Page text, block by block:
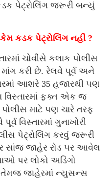
પેટ્રોલિંગ જરૂરી બન્યું
કડક પેટ્રોલિંગ નહીં ?
ચોવીસે કલાક પોલીસ
માંગ કરી છે. રેલવે પૂર્વ અને
આશરે 35 હજારથી પણ
વિસ્તારમાં ફક્ત એક જ
માટે પણ ચારે તરફ
વિસ્તારમાં ગુનાખોરી
પેટ્રોલિંગ કરવું જરૂરી
સાંજ જાહેર રોડ પર આવેલ
પર લોકો અડિંગો
તેમજ જાહેરમાં ન્યુસન્સ